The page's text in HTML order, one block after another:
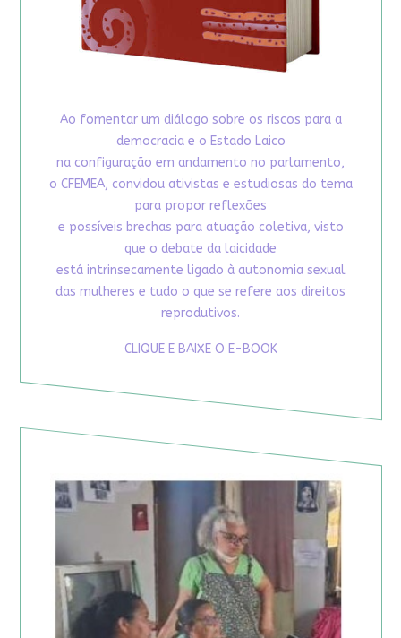
Ao fomentar um diálogo sobre os riscos para a
democracia e o Estado Laico
na configuração em andamento no parlamento,
o CFEMEA, convidou ativistas e estudiosas do tema
para propor reflexões
e possíveis brechas para atuação coletiva, visto
que o debate da laicidade
está intrinsecamente ligado à autonomia sexual
das mulheres e tudo o que se refere aos direitos
reprodutivos.
CLIQUE E BAIXE O E-BOOK